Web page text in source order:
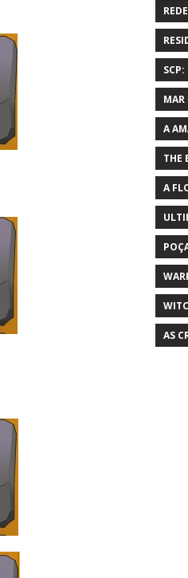
MAR
A
THE
A
AS